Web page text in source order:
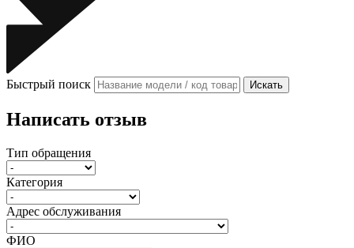
Быстрый поиск Искать
Написать отзыв
Тип обращения
Категория
Адрес обслуживания
ФИО